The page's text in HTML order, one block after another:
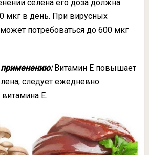
селена его доза должна
мкг в день. При вирусных
потребоваться до 600 мкг
Витамин Е повышает
следует ежедневно
Е.